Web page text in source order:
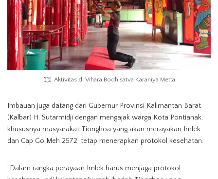
Aktivitas di Vihara Bodhisatva Karaniya Metta
Imbauan juga datang dari Gubernur Provinsi Kalimantan Barat
(Kalbar) H. Sutarmidji dengan mengajak warga Kota Pontianak,
khususnya masyarakat Tionghoa yang akan merayakan Imlek
dan Cap Go Meh 2572, tetap menerapkan protokol kesehatan.
“Dalam rangka perayaan Imlek harus menjaga protokol